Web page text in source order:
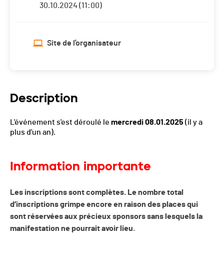
30.10.2024 (11:00)
Site de l'organisateur
Description
L'événement s'est déroulé le mercredi 08.01.2025 (il y a
plus d'un an).
Information importante
Les inscriptions sont complètes. Le nombre total
d’inscriptions grimpe encore en raison des places qui
sont réservées aux précieux sponsors sans lesquels la
manifestation ne pourrait avoir lieu.